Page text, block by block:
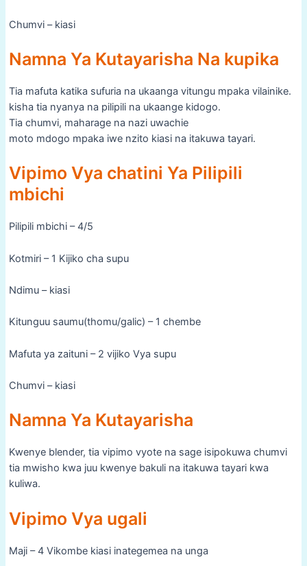
Chumvi – kiasi
Namna Ya Kutayarisha Na kupika
Tia mafuta katika sufuria na ukaanga vitungu mpaka vilainike.
kisha tia nyanya na pilipili na ukaange kidogo.
Tia chumvi, maharage na nazi uwachie
moto mdogo mpaka iwe nzito kiasi na itakuwa tayari.
Vipimo Vya chatini Ya Pilipili
mbichi
Pilipili mbichi – 4/5
Kotmiri – 1 Kijiko cha supu
Ndimu – kiasi
Kitunguu saumu(thomu/galic) – 1 chembe
Mafuta ya zaituni – 2 vijiko Vya supu
Chumvi – kiasi
Namna Ya Kutayarisha
Kwenye blender, tia vipimo vyote na sage isipokuwa chumvi
tia mwisho kwa juu kwenye bakuli na itakuwa tayari kwa
kuliwa.
Vipimo Vya ugali
Maji – 4 Vikombe kiasi inategemea na unga